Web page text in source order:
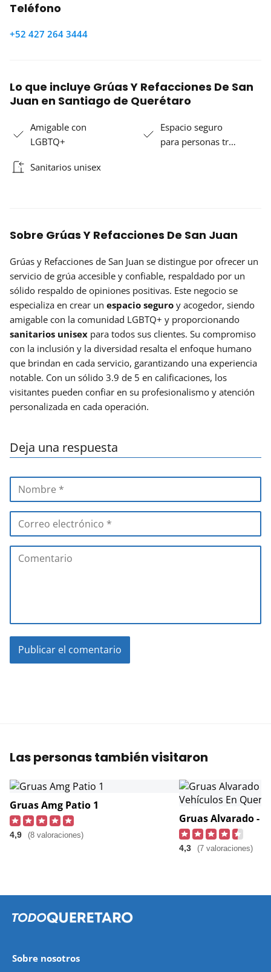
Teléfono
+52 427 264 3444
Lo que incluye Grúas Y Refacciones De San
Juan en Santiago de Querétaro
Amigable con
LGBTQ+
Espacio seguro
para personas tr…
Sanitarios unisex
Sobre Grúas Y Refacciones De San Juan
Grúas y Refacciones de San Juan se distingue por ofrecer un
servicio de grúa accesible y confiable, respaldado por un
sólido respaldo de opiniones positivas. Este negocio se
especializa en crear un espacio seguro y acogedor, siendo
amigable con la comunidad LGBTQ+ y proporcionando
sanitarios unisex para todos sus clientes. Su compromiso
con la inclusión y la diversidad resalta el enfoque humano
que brindan en cada servicio, garantizando una experiencia
notable. Con un sólido 3.9 de 5 en calificaciones, los
visitantes pueden confiar en su profesionalismo y atención
personalizada en cada operación.
Deja una respuesta
Las personas también visitaron
Gruas Amg Patio 1
4,9 (8 valoraciones)
4,3 (7 valoraciones)
Sobre nosotros